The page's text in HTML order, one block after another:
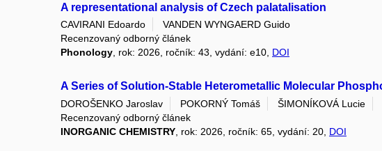
A representational analysis of Czech palatalisation
CAVIRANI Edoardo
VANDEN WYNGAERD Guido
Recenzovaný odborný článek
Phonology, rok: 2026, ročník: 43, vydání: e10, DOI
A Series of Solution-Stable Heterometallic Molecular
DOROŠENKO Jaroslav POKORNÝ Tomáš ŠIMONÍKOVÁ Lucie
Recenzovaný odborný článek
INORGANIC CHEMISTRY , rok: 2026, ročník: 65, vydání: 20, DOI